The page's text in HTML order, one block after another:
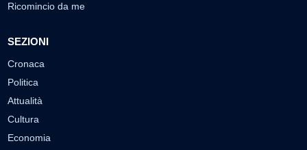
Ricomincio da me
SEZIONI
Cronaca
Politica
Attualità
Cultura
Economia